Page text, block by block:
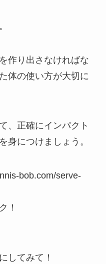
作り出さなければな
体の使い方が大切に
、正確にインパクト
身につけましょう。
bob.com/serve-
ク！
してみて！